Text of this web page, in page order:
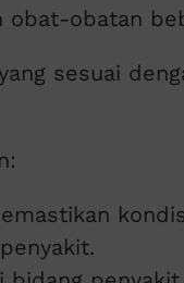
obat-obatan
sesuai